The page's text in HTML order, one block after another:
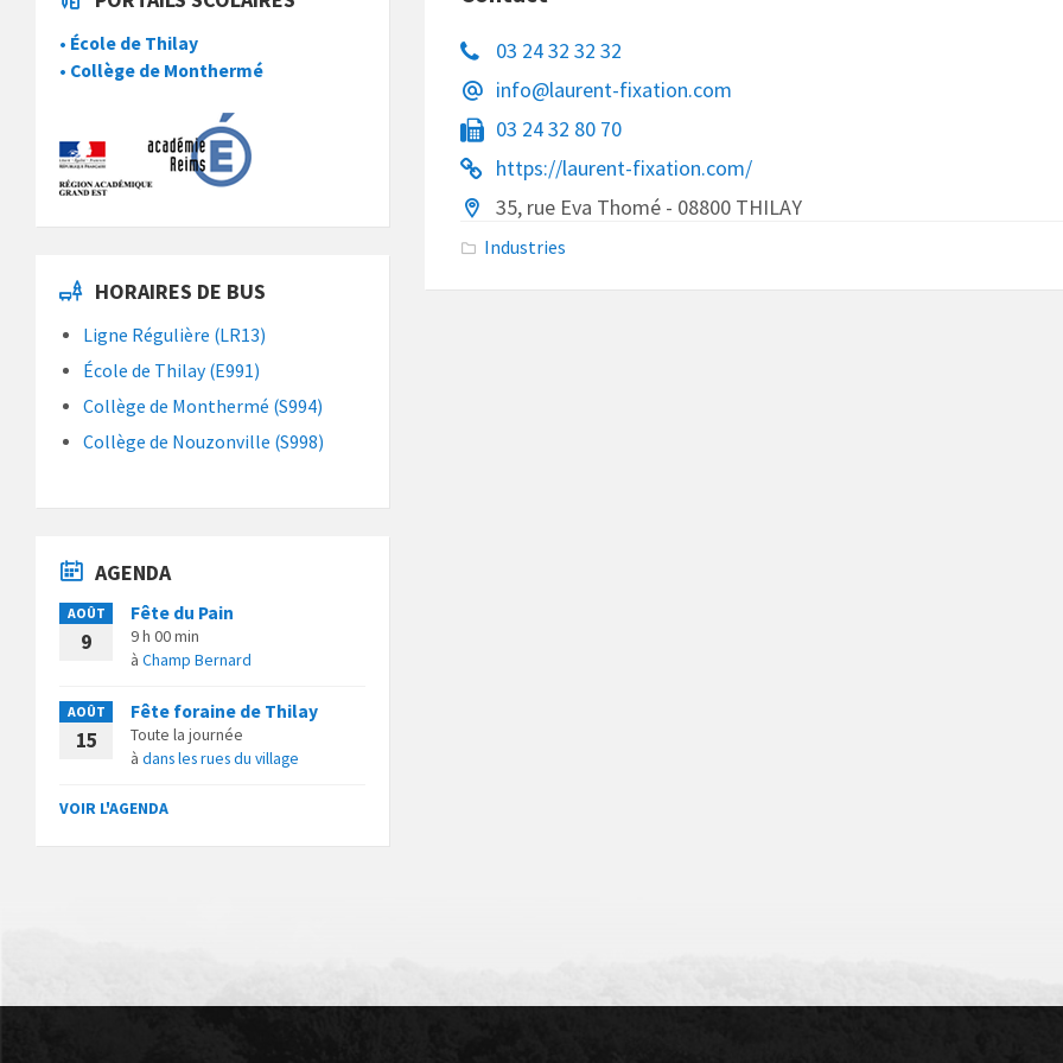
03 24 32 32 32
info@laurent-fixation.com
03 24 32 80 70
https://laurent-fixation.com/
35, rue Eva Thomé - 08800 THILAY
Industries
• École de Thilay
• Collège de Monthermé
HORAIRES DE BUS
Ligne Régulière (LR13)
École de Thilay (E991)
Collège de Monthermé (S994)
Collège de Nouzonville (S998)
AGENDA
AOÛT
9
Fête du Pain
9 h 00 min
à Champ Bernard
AOÛT
15
Fête foraine de Thilay
Toute la journée
à dans les rues du village
VOIR L'AGENDA